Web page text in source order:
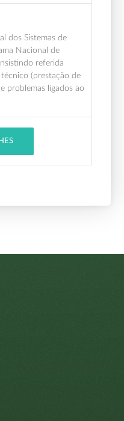
dos Sistemas de
Nacional de
referida
(prestação de
problemas ligados ao